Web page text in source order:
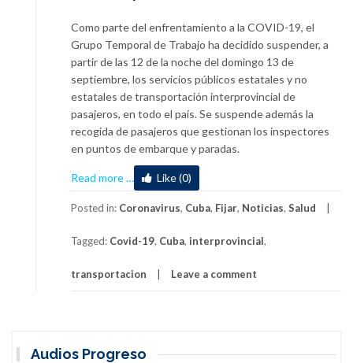
Como parte del enfrentamiento a la COVID-19, el
Grupo Temporal de Trabajo ha decidido suspender, a
partir de las 12 de la noche del domingo 13 de
septiembre, los servicios públicos estatales y no
estatales de transportación interprovincial de
pasajeros, en todo el país. Se suspende además la
recogida de pasajeros que gestionan los inspectores
en puntos de embarque y paradas.
Read more
about
Suspendida
transportación
de
en
… Like (0)
Posted in: Coronavirus, Cuba, Fijar, Noticias, Salud
Tagged: Covid-19, Cuba, interprovincial,
transportacion Leave a comment
Audios Progreso